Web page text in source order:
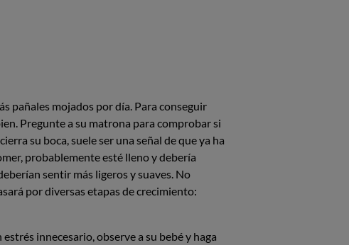
pañales mojados por día. Para conseguir
Pregunte a su matrona para comprobar si
su boca, suele ser una señal de que ya ha
probablemente esté lleno y debería
sentir más ligeros y suaves. No
por diversas etapas de crecimiento:
innecesario, observe a su bebé y haga